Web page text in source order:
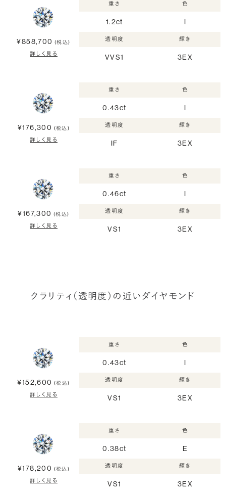
¥858,700 (税込)
詳しく見る
重さ
1.2ct
色
I
透明度
VVS1
輝き
3EX
¥176,300 (税込)
詳しく見る
重さ
0.43ct
色
I
透明度
IF
輝き
3EX
¥167,300 (税込)
詳しく見る
重さ
0.46ct
色
I
透明度
VS1
輝き
3EX
クラリティ（透明度）の近いダイヤモンド
¥152,600 (税込)
詳しく見る
重さ
0.43ct
色
I
透明度
VS1
輝き
3EX
¥178,200 (税込)
詳しく見る
重さ
0.38ct
色
E
透明度
VS1
輝き
3EX